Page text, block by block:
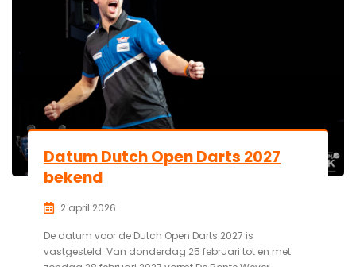
Datum Dutch Open Darts 2027
bekend
2 april 2026
De datum voor de Dutch Open Darts 2027 is
vastgesteld. Van donderdag 25 februari tot en met